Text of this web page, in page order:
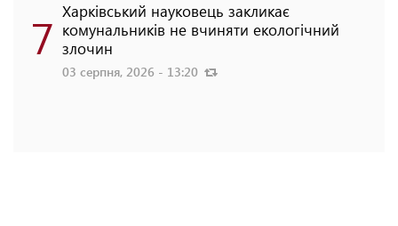
7 Харківський науковець закликає
комунальників не вчиняти екологічний
злочин
03 серпня, 2026 - 13:20